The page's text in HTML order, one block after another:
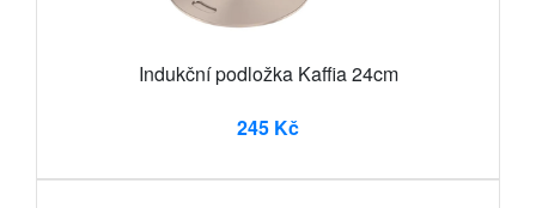
Indukční podložka Kaffia 24cm
245 Kč